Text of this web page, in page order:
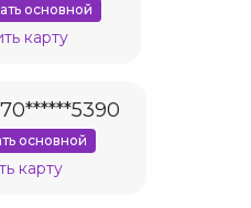
основной
карту
основной
карту